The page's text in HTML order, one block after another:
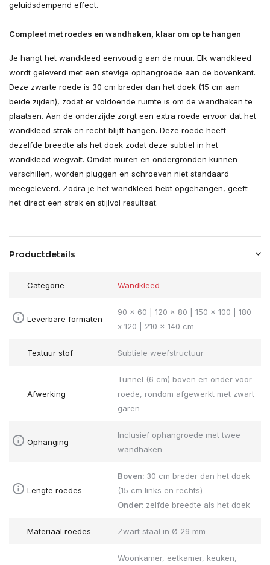
geluidsdempend effect.
Compleet met roedes en wandhaken, klaar om op te hangen
Je hangt het wandkleed eenvoudig aan de muur. Elk wandkleed
wordt geleverd met een stevige ophangroede aan de bovenkant.
Deze zwarte roede is 30 cm breder dan het doek (15 cm aan
beide zijden), zodat er voldoende ruimte is om de wandhaken te
plaatsen. Aan de onderzijde zorgt een extra roede ervoor dat het
wandkleed strak en recht blijft hangen. Deze roede heeft
dezelfde breedte als het doek zodat deze subtiel in het
wandkleed wegvalt. Omdat muren en ondergronden kunnen
verschillen, worden pluggen en schroeven niet standaard
meegeleverd. Zodra je het wandkleed hebt opgehangen, geeft
het direct een strak en stijlvol resultaat.
Productdetails
Categorie Wandkleed
Leverbare formaten
90 x 60 | 120 x 80 | 150 x 100 | 180
x 120 | 210 x 140 cm
Textuur stof Subtiele weefstructuur
Afwerking
Tunnel (6 cm) boven en onder voor
roede, rondom afgewerkt met zwart
garen
Ophanging
Inclusief ophangroede met twee
wandhaken
Lengte roedes
Boven: 30 cm breder dan het doek
(15 cm links en rechts)
Onder: zelfde breedte als het doek
Materiaal roedes Zwart staal in Ø 29 mm
Woonkamer, eetkamer, keuken,